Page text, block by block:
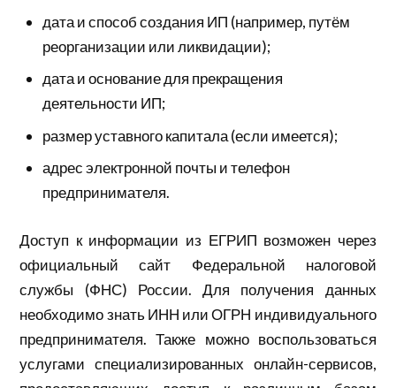
дата и способ создания ИП (например, путём
реорганизации или ликвидации);
дата и основание для прекращения
деятельности ИП;
размер уставного капитала (если имеется);
адрес электронной почты и телефон
предпринимателя.
Доступ к информации из ЕГРИП возможен через
официальный сайт Федеральной налоговой
службы (ФНС) России. Для получения данных
необходимо знать ИНН или ОГРН индивидуального
предпринимателя. Также можно воспользоваться
услугами специализированных онлайн-сервисов,